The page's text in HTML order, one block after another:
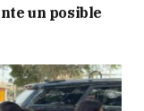
un posible